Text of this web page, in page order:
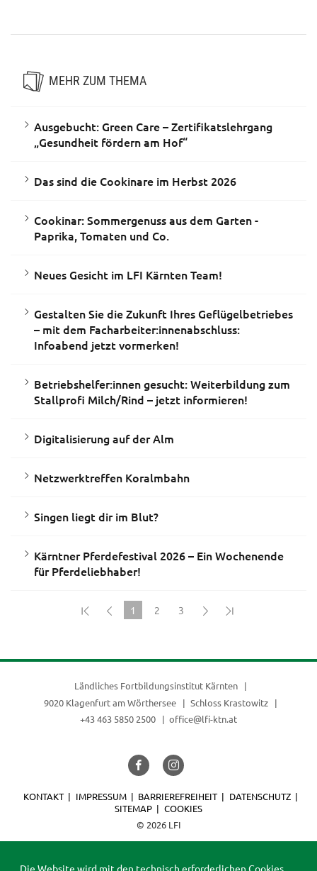
MEHR ZUM THEMA
Ausgebucht: Green Care – Zertifikatslehrgang
„Gesundheit fördern am Hof“
Das sind die Cookinare im Herbst 2026
Cookinar: Sommergenuss aus dem Garten -
Paprika, Tomaten und Co.
Neues Gesicht im LFI Kärnten Team!
Gestalten Sie die Zukunft Ihres Geflügelbetriebes
– mit dem Facharbeiter:innenabschluss:
Infoabend jetzt vormerken!
Betriebshelfer:innen gesucht: Weiterbildung zum
Stallprofi Milch/Rind – jetzt informieren!
Digitalisierung auf der Alm
Netzwerktreffen Koralmbahn
Singen liegt dir im Blut?
Kärntner Pferdefestival 2026 – Ein Wochenende
für Pferdeliebhaber!
1
2 3
Ländliches Fortbildungsinstitut Kärnten
9020 Klagenfurt am Wörthersee
Schloss Krastowitz
+43 463 5850 2500
office@lfi-ktn.at
© 2026 LFI
KONTAKT IMPRESSUM BARRIEREFREIHEIT
DATENSCHUTZ
SITEMAP
COOKIES
Die Website wird mit den technisch erforderlichen Cookies